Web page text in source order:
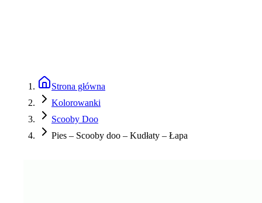
Strona główna
Kolorowanki
Scooby Doo
Pies – Scooby doo – Kudłaty – Łapa